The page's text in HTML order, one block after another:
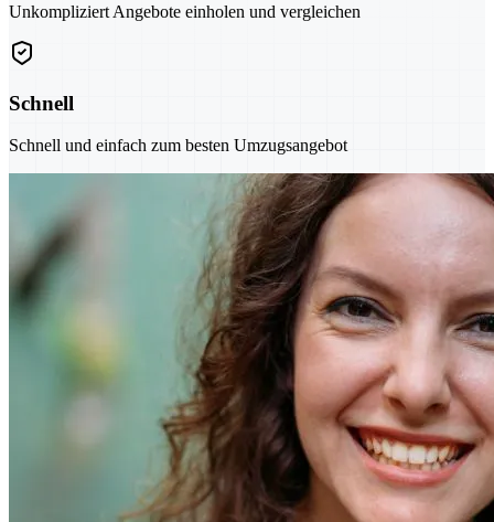
Unkompliziert Angebote einholen und vergleichen
Schnell
Schnell und einfach zum besten Umzugsangebot